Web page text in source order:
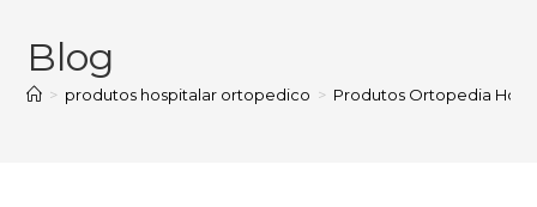
Blog
> produtos hospitalar ortopedico > Produtos Ortopedia